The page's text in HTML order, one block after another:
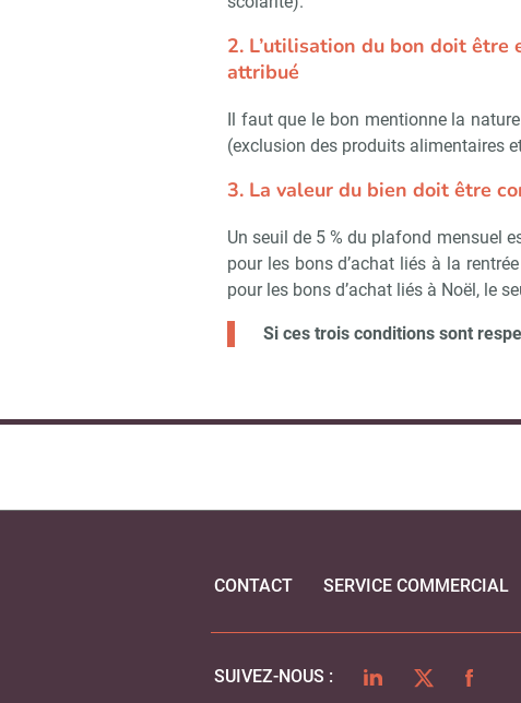
2. L’utilisation du bon doit être
attribué
Il faut que le bon mentionne la
(exclusion des produits alimentaires
3. La valeur du bien doit être
Un seuil de 5 % du plafond mensuel
pour les bons d’achat liés à la
pour les bons d’achat liés à Noël, le
Si ces trois conditions sont
CONTACT SERVICE COMMERCIAL
SUIVEZ-NOUS : LINKEDINTWITTER